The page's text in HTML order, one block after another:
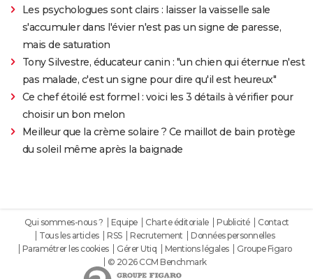
Les psychologues sont clairs : laisser la vaisselle sale
s'accumuler dans l'évier n'est pas un signe de paresse,
mais de saturation
Tony Silvestre, éducateur canin : "un chien qui éternue n'est
pas malade, c'est un signe pour dire qu'il est heureux"
Ce chef étoilé est formel : voici les 3 détails à vérifier pour
choisir un bon melon
Meilleur que la crème solaire ? Ce maillot de bain protège
du soleil même après la baignade
Qui sommes-nous ? Equipe Charte éditoriale Publicité
Contact
Tous les articles
RSS Recrutement
Données personnelles
Paramétrer les cookies
Gérer Utiq Mentions légales
Groupe Figaro
© 2026 CCM Benchmark